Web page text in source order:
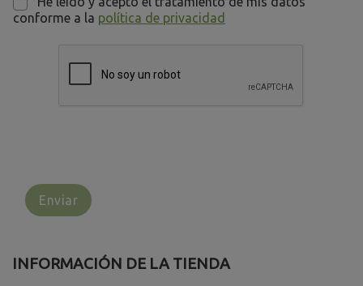
conforme a la política de privacidad
INFORMACIÓN DE LA TIENDA